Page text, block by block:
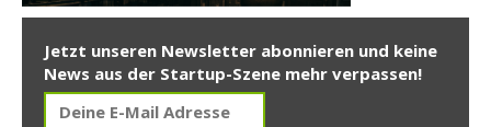
Jetzt unseren Newsletter abonnieren und keine
News aus der Startup-Szene mehr verpassen!